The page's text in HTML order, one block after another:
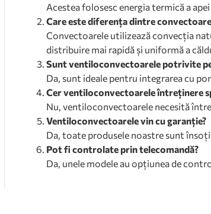
Acestea folosesc energia termică a
Care este diferența dintre
Convectoarele utilizează convecția
distribuire mai rapidă și uniformă a
Sunt ventiloconvectoarele potrivite
Da, sunt ideale pentru integrarea cu
Cer ventiloconvectoarele întreținere
Nu, ventiloconvectoarele necesită
Ventiloconvectoarele vin cu garanție?
Da, toate produsele noastre sunt
Pot fi controlate prin telecomandă?
Da, unele modele au opțiunea de